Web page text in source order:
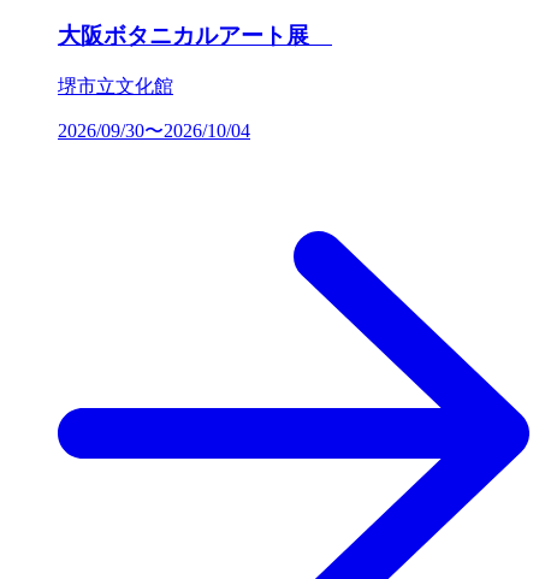
大阪ボタニカルアート展
堺市立文化館
2026/09/30〜2026/10/04